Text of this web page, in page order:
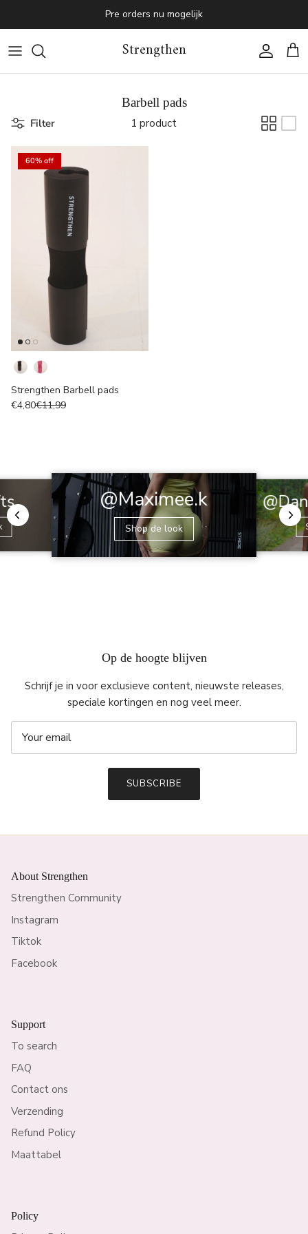
Pre orders nu mogelijk
Strengthen Account
Cart
Barbell pads
Filter 1 product
60% off
Strengthen Barbell pads
€4,80€11,99
@Maximee.k
Shop de look
Op de hoogte blijven
Schrijf je in voor exclusieve content, nieuwste releases,
speciale kortingen en nog veel meer.
SUBSCRIBE
About Strengthen
Strengthen Community
Instagram
Tiktok
Facebook
Support
To search
FAQ
Contact ons
Verzending
Refund Policy
Maattabel
Policy